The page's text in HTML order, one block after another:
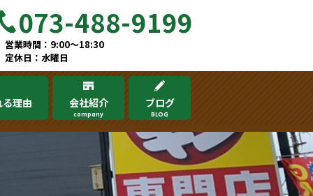
073-488-9199
営業時間：9:00～18:30
定休日：水曜日
理由 会社紹介
company
ブログ
BLOG